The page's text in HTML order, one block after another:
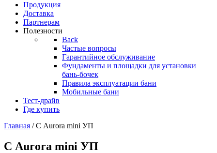
Продукция
Доставка
Партнерам
Полезности
Back
Частые вопросы
Гарантийное обслуживание
Фундаменты и площадки для установки
бань-бочек
Правила эксплуатации бани
Мобильные бани
Тест-драйв
Где купить
Главная / С Aurora mini УП
С Aurora mini УП